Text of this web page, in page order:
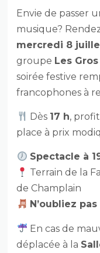
Envie de passer
musique?
mercredi 8
groupe Les Gros
soirée festive
francophones à
Dès 17 h,
place à prix
Spectacle à
Terrain de la
de Champlain
N’oubliez
En cas de
déplacée à la